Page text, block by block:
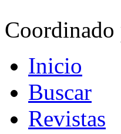
Coordinado
Inicio
Buscar
Revistas